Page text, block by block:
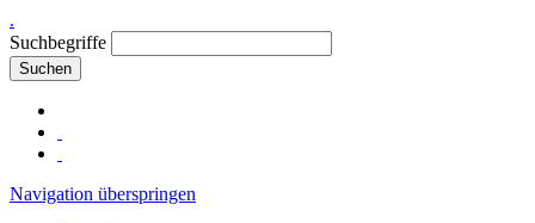
.
Suchbegriffe
Suchen
Navigation überspringen